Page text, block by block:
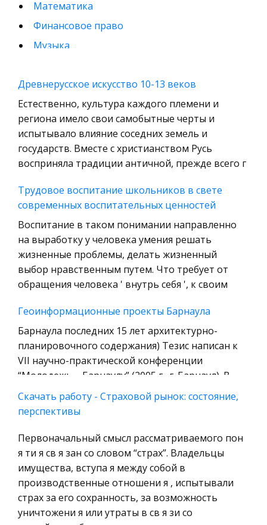
Математика
Финансовое право
Музыка
кредитные отношения
Конституционное (государственное) право
зарубежных стран
Муниципальное право России
Радиоэлектроника
Право
Физкультура и Спорт
История отечественного государства и
права
Технология
Уголовное право
Охрана природы, Экология,
Военная кафедра
Социология
Страховое право
Военное дело
Химия
Металлургия
Микроэкономика, экономика предприятия,
предпринимательство
Историческая личность
Древнерусское искусство 10-13 веков
Естественно, культура каждого племени и
региона имело свои самобытные черты и
испытывало влияние соседних земель и
государств. Вместе с христианством Русь
восприняла традиции античной, прежде всего г
Трудовое воспитание школьников в свете
современных воспитательных ценностей
Воспитание в таком понимании направленно
на выработку у человека умения решать
жизненные проблемы, делать жизненный
выбор нравственным путем. Что требует от
обращения человека ' внутрь себя ', к своим
Геоинформационные проекты Барнаула
Барнаула последних 15 лет архитектурно-
планировочного содержания) Тезис написан к
VII научно-практической конференции
“Молодежь – Барнаулу” (2005 г., г. Барнаул). В
последние 10-15 лет очевиден мощны
Макроэкономика (шпаргалка)
Динамика этих ф-ов в долгосроч. перспективе
опред. динамику потенциального объёма пр-ва.
В краткосрочном периоде эк-ка отклоняется от
главной траектории равномерного
поступательного движения. Управле
Скачать работу - Страховой рынок: состояние,
перспективы
Первоначальный смысл рассматриваемого пон
я ти я св я зан со словом “страх”. Владельцы
имущества, вступа я между собой в
производственные отношени я , испытывали
страх за его сохранность, за возможность
уничтожени я или утраты в св я зи со